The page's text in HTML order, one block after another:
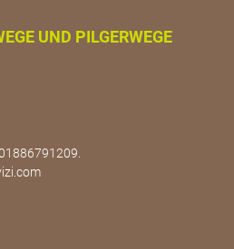
UND PILGERWEGE